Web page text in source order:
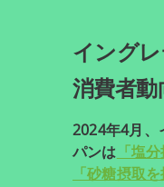
イング
消費者動
2024年4月、
パンは 「塩
「砂糖摂取